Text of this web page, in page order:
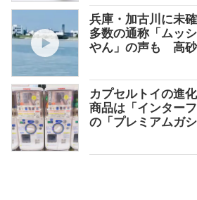
兵庫・加古川に未
多数の通称「ムッ
やん」の声も 高砂
カプセルトイの進
商品は「インター
の「プレミアムガ